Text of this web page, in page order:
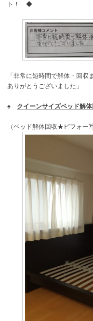
ト！
◆
「非常に短時間で解体・回
ありがとうございました」
♠ クイーンサイズベッド解
（ベッド解体回収★ビフォー